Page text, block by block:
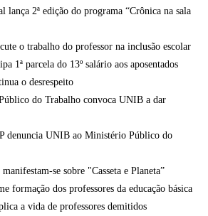
lança 2ª edição do programa “Crônica na sala
o trabalho do professor na inclusão escolar
1ª parcela do 13º salário aos aposentados
o desrespeito
do Trabalho convoca UNIB a dar
denuncia UNIB ao Ministério Público do
manifestam-se sobre "Casseta e Planeta”
formação dos professores da educação básica
a vida de professores demitidos